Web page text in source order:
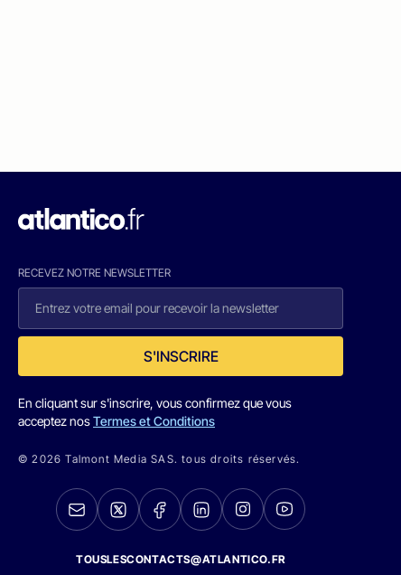
RECEVEZ NOTRE NEWSLETTER
S'INSCRIRE
En cliquant sur s'inscrire, vous confirmez que vous
acceptez nosTermes et Conditions
© 2026 Talmont Media SAS. tous droits réservés.
TOUSLESCONTACTS@ATLANTICO.FR